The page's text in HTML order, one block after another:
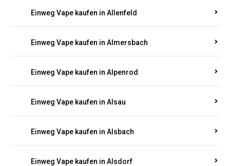
Einweg Vape kaufen in Allenfeld
Einweg Vape kaufen in Almersbach
Einweg Vape kaufen in Alpenrod
Einweg Vape kaufen in Alsau
Einweg Vape kaufen in Alsbach
Einweg Vape kaufen in Alsdorf